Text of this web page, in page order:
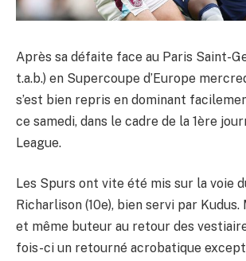
Après sa défaite face au Paris Saint-
t.a.b.) en Supercoupe d’Europe
s’est bien repris en dominant
ce samedi, dans le cadre de la 1ère
League.
Les Spurs ont vite été mis sur la voie
Richarlison (10e), bien servi par
et même buteur au retour des
fois-ci un retourné acrobatique